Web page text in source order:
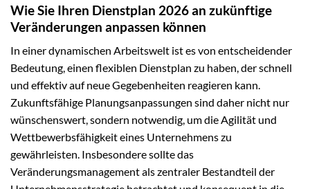
Wie Sie Ihren Dienstplan 2026 an zukünftige
Veränderungen anpassen können
In einer dynamischen Arbeitswelt ist es von entscheidender
Bedeutung, einen flexiblen Dienstplan zu haben, der schnell
und effektiv auf neue Gegebenheiten reagieren kann.
Zukunftsfähige Planungsanpassungen sind daher nicht nur
wünschenswert, sondern notwendig, um die Agilität und
Wettbewerbsfähigkeit eines Unternehmens zu
gewährleisten. Insbesondere sollte das
Veränderungsmanagement als zentraler Bestandteil der